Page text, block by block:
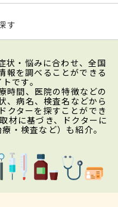
す
状・悩みに合わせ、全国
報を調べることができる
です。
時間、医院の特徴などの
、病名、検査名などから
クターを探すことができ
材に基づき、ドクターに
・検査など）も紹介。